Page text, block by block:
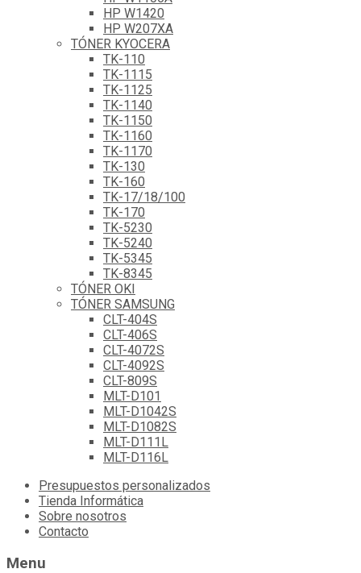
HP W1420
HP W207XA
TÓNER KYOCERA
TK-110
TK-1115
TK-1125
TK-1140
TK-1150
TK-1160
TK-1170
TK-130
TK-160
TK-17/18/100
TK-170
TK-5230
TK-5240
TK-5345
TK-8345
TÓNER OKI
TÓNER SAMSUNG
CLT-404S
CLT-406S
CLT-4072S
CLT-4092S
CLT-809S
MLT-D101
MLT-D1042S
MLT-D1082S
MLT-D111L
MLT-D116L
Skip
content
Presupuestos personalizados
Tienda Informática
Sobre nosotros
Contacto
Menu